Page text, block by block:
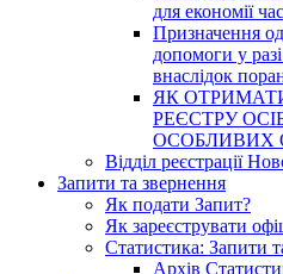
для економії
Призначення
допомоги у
внаслідок
ЯК
РЕЄСТРУ
ОСОБЛИВИХ
Відділ реєстрації
Запити та звернення
Як подати Запит?
Як зареєструвати
Статистика: Запити
Архів